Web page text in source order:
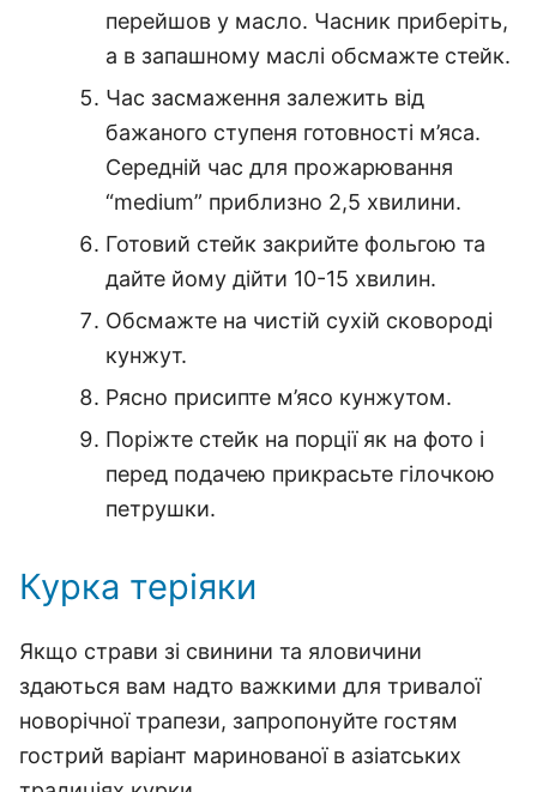
перейшов у масло. Часник приберіть,
а в запашному маслі обсмажте стейк.
Час засмаження залежить від
бажаного ступеня готовності м’яса.
Середній час для прожарювання
“medium” приблизно 2,5 хвилини.
Готовий стейк закрийте фольгою та
дайте йому дійти 10-15 хвилин.
Обсмажте на чистій сухій сковороді
кунжут.
Рясно присипте м’ясо кунжутом.
Поріжте стейк на порції як на фото і
перед подачею прикрасьте гілочкою
петрушки.
Курка теріяки
Якщо страви зі свинини та яловичини
здаються вам надто важкими для тривалої
новорічної трапези, запропонуйте гостям
гострий варіант маринованої в азіатських